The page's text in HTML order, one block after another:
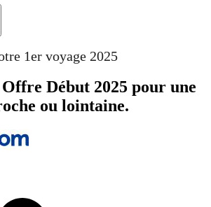
1er voyage 2025
Offre Début 2025 pour une
ou lointaine.